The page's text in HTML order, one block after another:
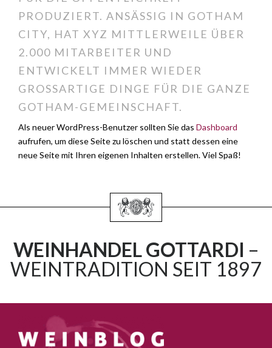
PRODUZIERT. ANSÄSSIG IN GOTHAM
CITY, HAT XYZ MITTLERWEILE ÜBER
2.000 MITARBEITER UND
ENTWICKELT IMMER WIEDER
GROSSARTIGE DINGE FÜR DIE GANZE G
OTHAM-GEMEINSCHAFT.
Als neuer WordPress-Benutzer sollten Sie das Dashboard
aufrufen, um diese Seite zu löschen und statt dessen eine
neue Seite mit Ihren eigenen Inhalten erstellen. Viel Spaß!
WEINHANDEL GOTTARDI –
WEINTRADITION SEIT 1897